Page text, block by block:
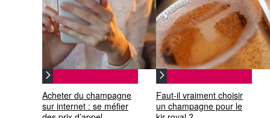
Acheter du champagne
sur internet : se méfier
Faut-il vraiment choisir
un champagne pour le